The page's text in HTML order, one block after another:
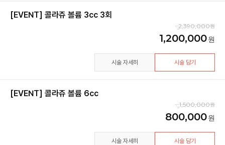
[EVENT] 콜라쥬 볼륨 3cc 3회
2,390,000
1,200,000
시술 자세히 시술 담기
[EVENT] 콜라쥬 볼륨 6cc
1,500,000
800,000
시술 자세히 시술 담기